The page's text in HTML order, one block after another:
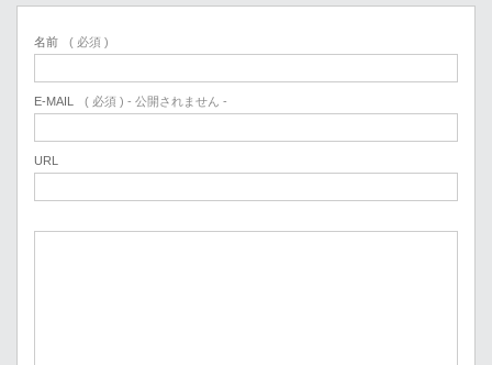
名前 ( 必須 )
E-MAIL ( 必須 ) - 公開されません -
URL